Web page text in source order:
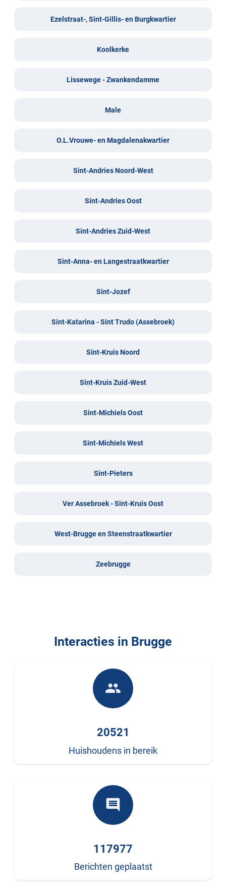
Ezelstraat-, Sint-Gillis- en Burgkwartier
Koolkerke
Lissewege - Zwankendamme
Male
O.L.Vrouwe- en Magdalenakwartier
Sint-Andries Noord-West
Sint-Andries Oost
Sint-Andries Zuid-West
Sint-Anna- en Langestraatkwartier
Sint-Jozef
Sint-Katarina - Sint Trudo (Assebroek)
Sint-Kruis Noord
Sint-Kruis Zuid-West
Sint-Michiels Oost
Sint-Michiels West
Sint-Pieters
Ver Assebroek - Sint-Kruis Oost
West-Brugge en Steenstraatkwartier
Zeebrugge
Interacties in Brugge
people
20521
Huishoudens in bereik
comment
117977
Berichten geplaatst